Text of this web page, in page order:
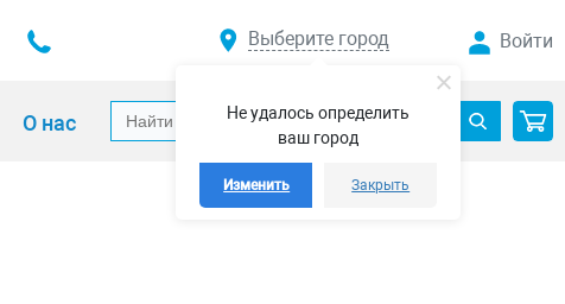
Не удалось определить
ваш город
Изменить Закрыть
Выберите город Войти
О нас